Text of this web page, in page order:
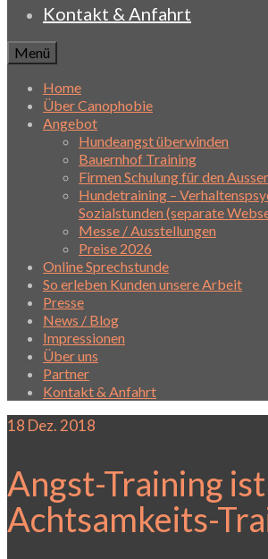
Kontakt & Anfahrt
Menü
Home
Über Canophobie
Angebot
Hundeangst überwinden
Bauernhof Training
Firmen Schulung für den
Hundetraining –
Sozialstunden (separate
Messe / Ausstellungen
Preise 2026
Online Sprechstunde
So erleben Kunden unsere Arbeit
Presse
News / Blog
Impressionen
Über uns
Partner
Kontakt & Anfahrt
18 Dez. 2018
Angst-Training
Achtsamkeits-